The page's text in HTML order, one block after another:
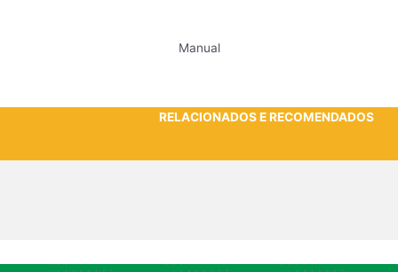
Manual
RELACIONADOS E RECOMENDADOS